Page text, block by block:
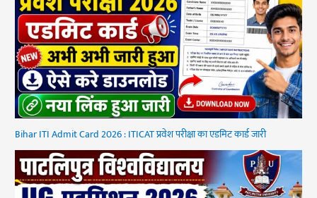
Bihar ITI Admit Card 2026 : ITICAT प्रवेश परीक्षा का एडमिट कार्ड जारी